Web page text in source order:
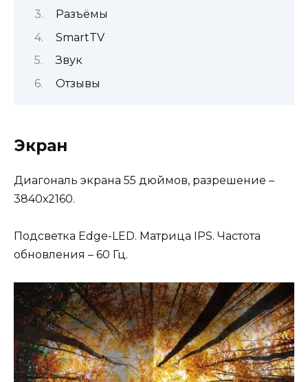
Разъёмы
SmartTV
Звук
Отзывы
Экран
Диагональ экрана 55 дюймов, разрешение –
3840х2160.
Подсветка Edge-LED. Матрица IPS. Частота
обновления – 60 Гц.